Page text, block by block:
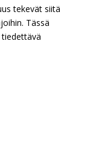
tekevät siitä
Tässä